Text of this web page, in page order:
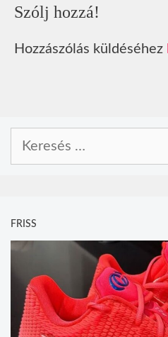
Szólj hozzá!
Hozzászólás küldéséhez
FRISS